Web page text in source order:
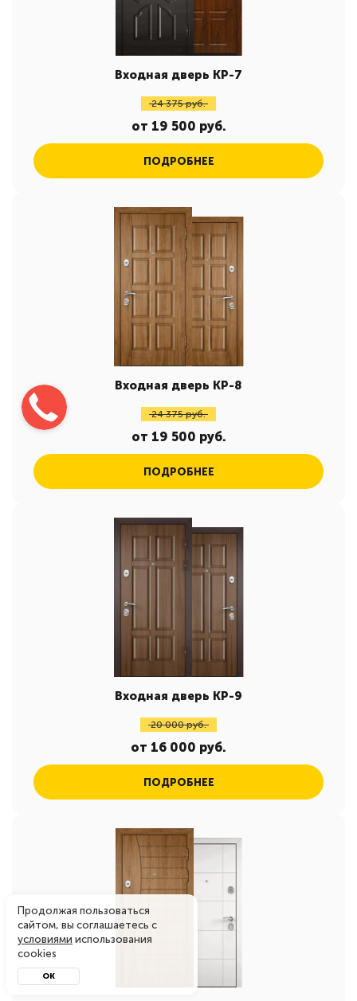
Входная дверь КР-7
24 375 руб.
от 19 500 руб.
ПОДРОБНЕЕ
Входная дверь КР-8
24 375 руб.
от 19 500 руб.
ПОДРОБНЕЕ
Входная дверь КР-9
20 000 руб.
от 16 000 руб.
ПОДРОБНЕЕ
Продолжая пользоваться
сайтом, вы соглашаетесь с
условиями использования
cookies
ОК